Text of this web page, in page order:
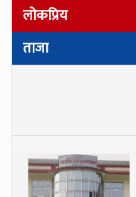
लोकप्रिय
ताजा